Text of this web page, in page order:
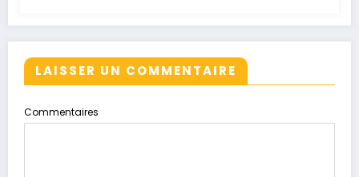
LAISSER UN COMMENTAIRE
Commentaires